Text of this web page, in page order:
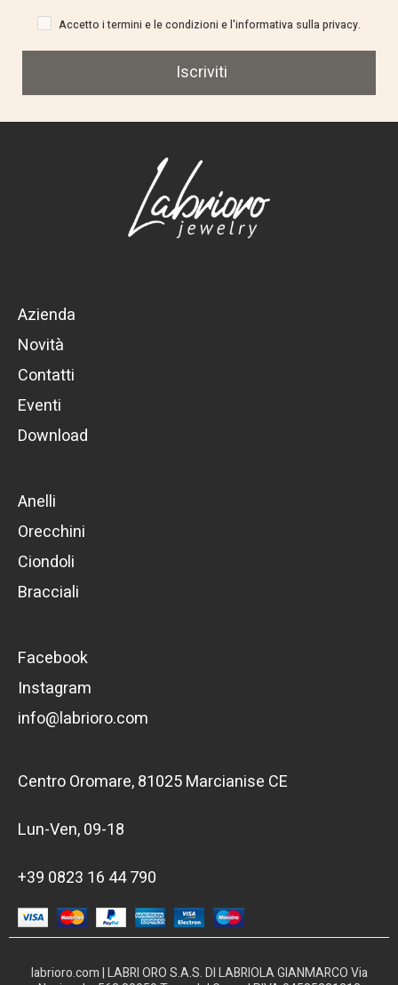
Iscriviti
Accetto i termini e le condizioni e l'informativa sulla privacy.
Azienda
Novità
Contatti
Eventi
Download
Anelli
Orecchini
Ciondoli
Bracciali
Facebook
Instagram
info@labrioro.com
Centro Oromare, 81025 Marcianise CE
Lun-Ven, 09-18
+39 0823 16 44 790
labrioro.com | LABRI ORO S.A.S. DI LABRIOLA GIANMARCO Via